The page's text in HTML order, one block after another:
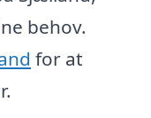
behov.
for at